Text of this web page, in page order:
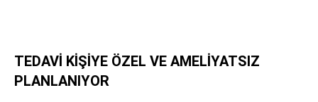
TEDAVİ KİŞİYE ÖZEL VE AMELİYATSIZ
PLANLANIYOR